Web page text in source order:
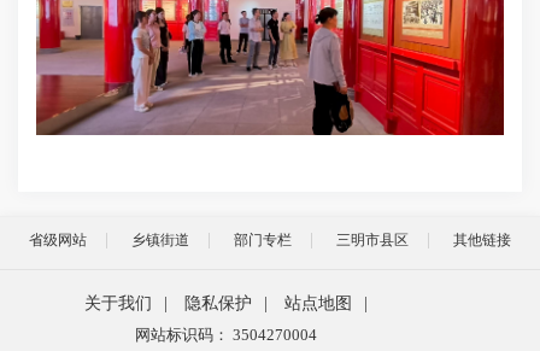
省级网站 乡镇街道 部门专栏 三明市县区 其他链接
关于我们 | 隐私保护 | 站点地图
|
网站标识码： 3504270004